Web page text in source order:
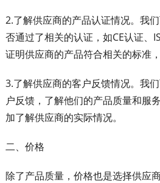
2.了解供应商的产品认证情况。我
否通过了相关的认证，如CE认证、
证明供应商的产品符合相关的标准
3.了解供应商的客户反馈情况。我
户反馈，了解他们的产品质量和服
加了解供应商的实际情况。
二、价格
除了产品质量，价格也是选择供应